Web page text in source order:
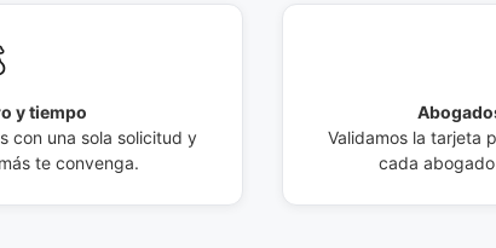
y tiempo
con una sola solicitud y
te convenga.
Validamos la tarjeta
cada